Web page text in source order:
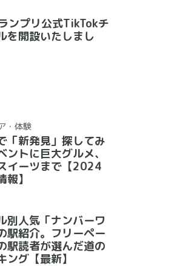
ンプリ公式TikTokチ
を開設いたしまし
・体験
「新発見」探してみ
ントに巨大グルメ、
イーツまで【2024
報】
別人気「ナンバーワ
駅紹介。フリーペー
駅読者が選んだ道の
ング【最新】